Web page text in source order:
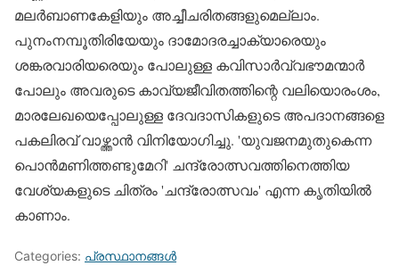
മലര്‍ബാണകേളിയും അച്ചീചരിതങ്ങളുമെല്ലാം.
പുനംനമ്പൂതിരിയേയും ദാമോദരച്ചാക്യാരെയും
ശങ്കരവാരിയരെയും പോലുള്ള കവിസാര്‍വ്വഭൗമന്മാര്‍
പോലും അവരുടെ കാവ്യജീവിതത്തിന്റെ വലിയൊരംശം,
മാരലേഖയെപ്പോലുള്ള ദേവദാസികളുടെ അപദാനങ്ങളെ
പകലിരവ് വാഴ്ത്താന്‍ വിനിയോഗിച്ചു. 'യുവജനമുതുകെന്ന
പൊന്‍മണിത്തണ്ടുമേറി' ചന്ദ്രോത്സവത്തിനെത്തിയ
വേശ്യകളുടെ ചിത്രം 'ചന്ദ്രോത്സവം' എന്ന കൃതിയില്‍
കാണാം.
Categories: പ്രസ്ഥാനങ്ങള്‍